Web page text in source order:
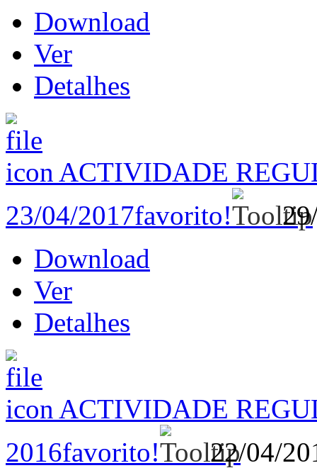
Download
Ver
Detalhes
ACTIVIDADE
23/04/2017favorito!
Download
Ver
Detalhes
ACTIVIDADE
2016favorito!
22/04/